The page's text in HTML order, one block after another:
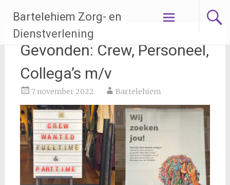
naar
inhoud
Bartelehiem Zorg- en
Dienstverlening
Gevonden: Crew, Personeel,
Collega’s m/v
7 november 2022 Bartelehiem